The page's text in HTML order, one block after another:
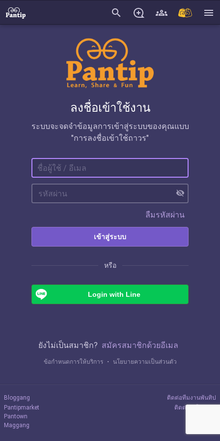
search menu
ลงชื่อเข้าใช้งาน
ระบบจะจดจำข้อมูลการเข้าสู่ระบบของคุณแบบ
"การลงชื่อเข้าใช้ถาวร"
visibility_off
ลืมรหัสผ่าน
เข้าสู่ระบบ
หรือ
Login with Line
ยังไม่เป็นสมาชิก? สมัครสมาชิกด้วยอีเมล
ข้อกำหนดการให้บริการ ・ นโยบายความเป็นส่วนตัว
Bloggang
Pantipmarket
Pantown
Maggang
ติดต่อทีมงานพันทิป
ติดต่อลงโฆษณา